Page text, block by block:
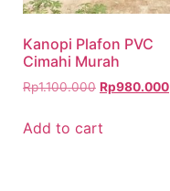
Kanopi Plafon PVC
Cimahi Murah
Rp1.100.000 Rp980.000
Add to cart